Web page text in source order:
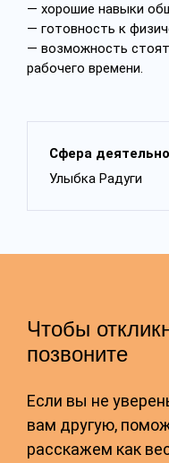
— хорошие навыки
— готовность к
— возможность
рабочего времени.
Сфера
Улыбка Радуги
Чтобы
позвоните
Если вы не
вам другую,
расскажем как